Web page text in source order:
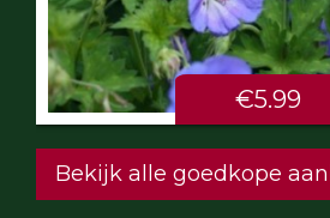
€5.99
Bekijk alle goedkope